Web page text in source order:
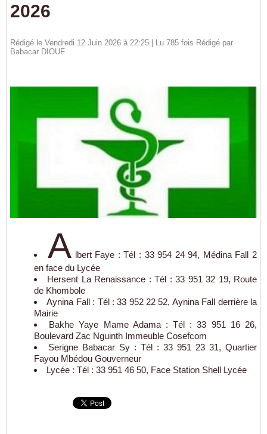
2026
Rédigé le Vendredi 12 Juin 2026 à 22:25 | Lu 785 fois Rédigé par
Babacar DIOUF
A lbert Faye : Tél : 33 954 24 94, Médina Fall 2
en face du Lycée
Hersent La Renaissance : Tél : 33 951 32 19, Route
de Khombole
Aynina Fall : Tél : 33 952 22 52, Aynina Fall derrière la
Mairie
Bakhe Yaye Mame Adama : Tél : 33 951 16 26,
Boulevard Zac Nguinth Immeuble Cosefcom
Serigne Babacar Sy : Tél : 33 951 23 31, Quartier
Fayou Mbédou Gouverneur
Lycée : Tél : 33 951 46 50, Face Station Shell Lycée